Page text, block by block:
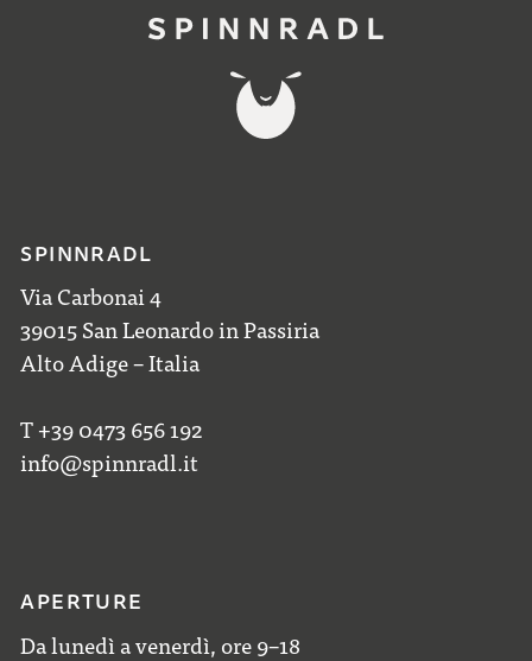
SPINNRADL
Via Carbonai 4
39015 San Leonardo in Passiria
Alto Adige – Italia
T +39 0473 656 192
info@spinnradl.it
APERTURE
Da lunedì a venerdì, ore 9–18